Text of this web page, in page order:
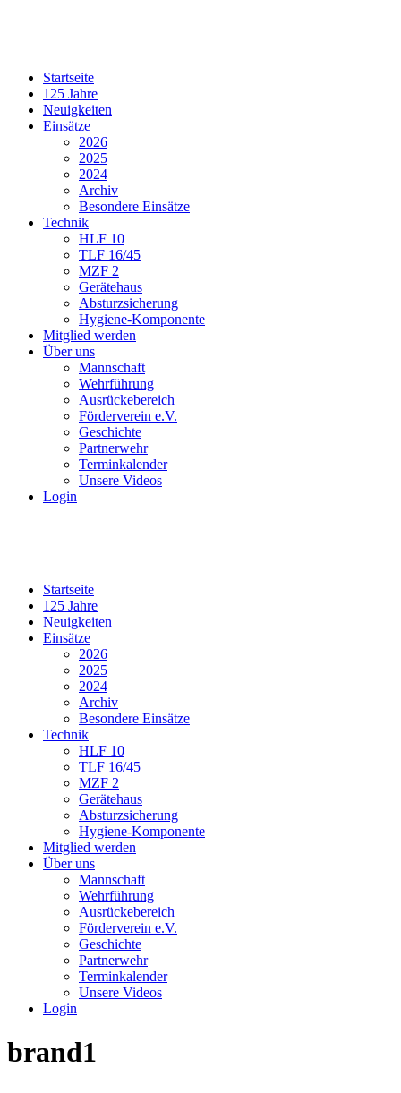
Startseite
125 Jahre
Neuigkeiten
Einsätze
2026
2025
2024
Archiv
Besondere Einsätze
Technik
HLF 10
TLF 16/45
MZF 2
Gerätehaus
Absturzsicherung
Hygiene-Komponente
Mitglied werden
Über uns
Mannschaft
Wehrführung
Ausrückebereich
Förderverein e.V.
Geschichte
Partnerwehr
Terminkalender
Unsere Videos
Login
Startseite
125 Jahre
Neuigkeiten
Einsätze
2026
2025
2024
Archiv
Besondere Einsätze
Technik
HLF 10
TLF 16/45
MZF 2
Gerätehaus
Absturzsicherung
Hygiene-Komponente
Mitglied werden
Über uns
Mannschaft
Wehrführung
Ausrückebereich
Förderverein e.V.
Geschichte
Partnerwehr
Terminkalender
Unsere Videos
Login
brand1